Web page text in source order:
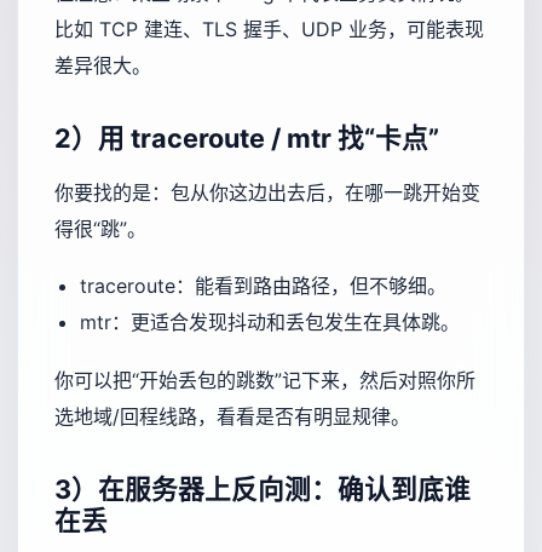
比如 TCP 建连、TLS 握手、UDP 业务，可能表现
差异很大。
2）用 traceroute / mtr 找“卡点”
你要找的是：包从你这边出去后，在哪一跳开始变
得很“跳”。
traceroute：能看到路由路径，但不够细。
mtr：更适合发现抖动和丢包发生在具体跳。
你可以把“开始丢包的跳数”记下来，然后对照你所
选地域/回程线路，看看是否有明显规律。
3）在服务器上反向测：确认到底谁
在丢